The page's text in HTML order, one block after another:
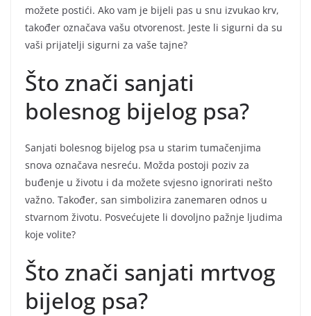
možete postići. Ako vam je bijeli pas u snu izvukao krv,
također označava vašu otvorenost. Jeste li sigurni da su
vaši prijatelji sigurni za vaše tajne?
Što znači sanjati
bolesnog bijelog psa?
Sanjati bolesnog bijelog psa u starim tumačenjima
snova označava nesreću. Možda postoji poziv za
buđenje u životu i da možete svjesno ignorirati nešto
važno. Također, san simbolizira zanemaren odnos u
stvarnom životu. Posvećujete li dovoljno pažnje ljudima
koje volite?
Što znači sanjati mrtvog
bijelog psa?